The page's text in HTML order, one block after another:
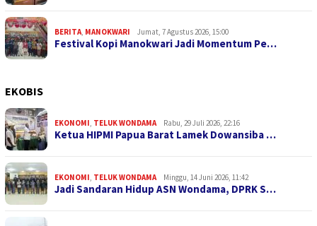
BERITA, MANOKWARI Jumat, 7 Agustus 2026, 15:00
Festival Kopi Manokwari Jadi Momentum Pe…
EKOBIS
EKONOMI, TELUK WONDAMA Rabu, 29 Juli 2026, 22:16
Ketua HIPMI Papua Barat Lamek Dowansiba …
EKONOMI, TELUK WONDAMA Minggu, 14 Juni 2026, 11:42
Jadi Sandaran Hidup ASN Wondama, DPRK S…